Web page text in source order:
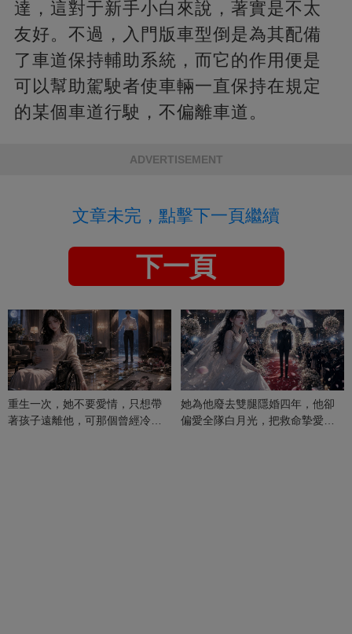
達，這對于新手小白來說，著實是不太
友好。不過，入門版車型倒是為其配備
了車道保持輔助系統，而它的作用便是
可以幫助駕駛者使車輛一直保持在規定
的某個車道行駛，不偏離車道。
ADVERTISEMENT
文章未完，點擊下一頁繼續
下一頁
重生一次，她不要愛情，只想帶
著孩子遠離他，可那個曾經冷漠
她為他廢去雙腿隱婚四年，他卻
偏愛全隊白月光，把救命摯愛當